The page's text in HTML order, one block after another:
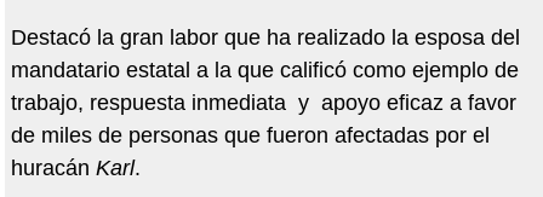
Destacó la gran labor que ha realizado la esposa del
mandatario estatal a la que calificó como ejemplo de
trabajo, respuesta inmediata y apoyo eficaz a favor
de miles de personas que fueron afectadas por el
huracán Karl.